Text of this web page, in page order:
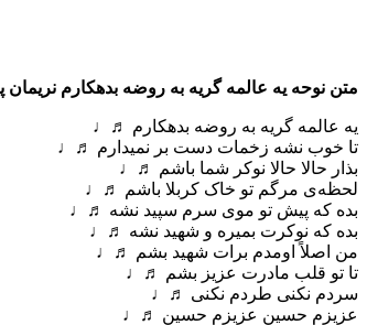
متن نوحه یه عالمه گریه به روضه بدهکارم نریمان
یه عالمه گریه به روضه بدهکارم ♬♩
تا خوب نشه زخمات دست بر نمیدارم ♬♩
بذار حالا حالا نوکر شما باشم ♬♩
لحظه‌ی مرگم تو خاک کربلا باشم ♬♩
بده که پیش تو موی سرم سپید نشه ♬♩
بده که نوکرت بمیره و شهید نشه ♬♩
من اصلاً اومدم برات شهید بشم ♬♩
تا تو قلب مادرت عزیز بشم ♬♩
سردم نکنی طردم نکنی ♬♩
عزیزم حسین عزیزم حسین ♬♩